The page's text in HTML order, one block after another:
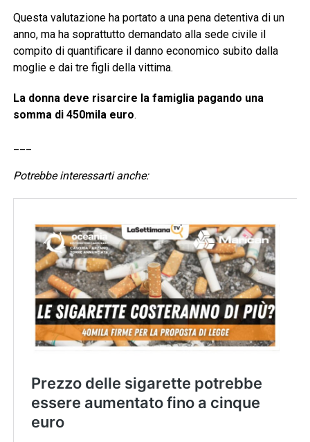
Questa valutazione ha portato a una pena detentiva di un
anno, ma ha soprattutto demandato alla sede civile il
compito di quantificare il danno economico subito dalla
moglie e dai tre figli della vittima.
La donna deve risarcire la famiglia pagando una
somma di 450mila euro.
Potrebbe interessarti anche: